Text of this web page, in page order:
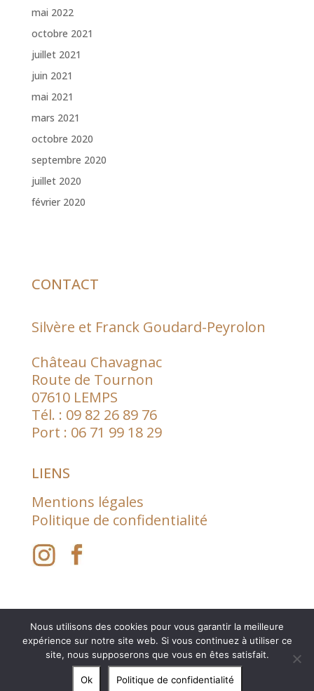
mai 2022
octobre 2021
juillet 2021
juin 2021
mai 2021
mars 2021
octobre 2020
septembre 2020
juillet 2020
février 2020
CONTACT
Silvère et Franck Goudard-Peyrolon
Château Chavagnac
Route de Tournon
07610 LEMPS
Tél. : 09 82 26 89 76
Port : 06 71 99 18 29
LIENS
Mentions légales
Politique de confidentialité
Internet Rocket
Nous utilisons des cookies pour vous garantir la meilleure
expérience sur notre site web. Si vous continuez à utiliser ce
site, nous supposerons que vous en êtes satisfait.
Ok Politique de confidentialité